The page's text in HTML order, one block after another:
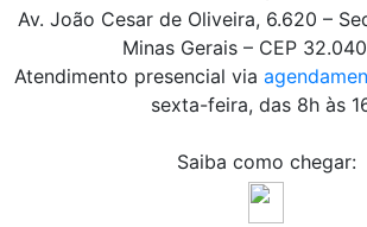
Av. João Cesar de Oliveira, 6.620 –
Minas Gerais – CEP
Atendimento presencial via
sexta-feira, das 8h às
Saiba como chegar: